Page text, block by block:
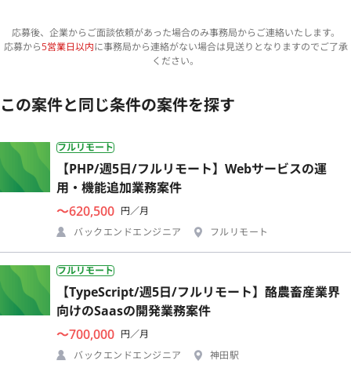
応募後、企業からご面談依頼があった場合のみ事務局からご連絡いたします。
応募から5営業日以内に事務局から連絡がない場合は見送りとなりますのでご了承
ください。
この案件と同じ条件の案件を探す
フルリモート
【PHP/週5日/フルリモート】Webサービスの運
用・機能追加業務案件
〜620,500 円／月
バックエンドエンジニア
フルリモート
フルリモート
【TypeScript/週5日/フルリモート】酪農畜産業界
向けのSaasの開発業務案件
〜700,000 円／月
バックエンドエンジニア
神田駅